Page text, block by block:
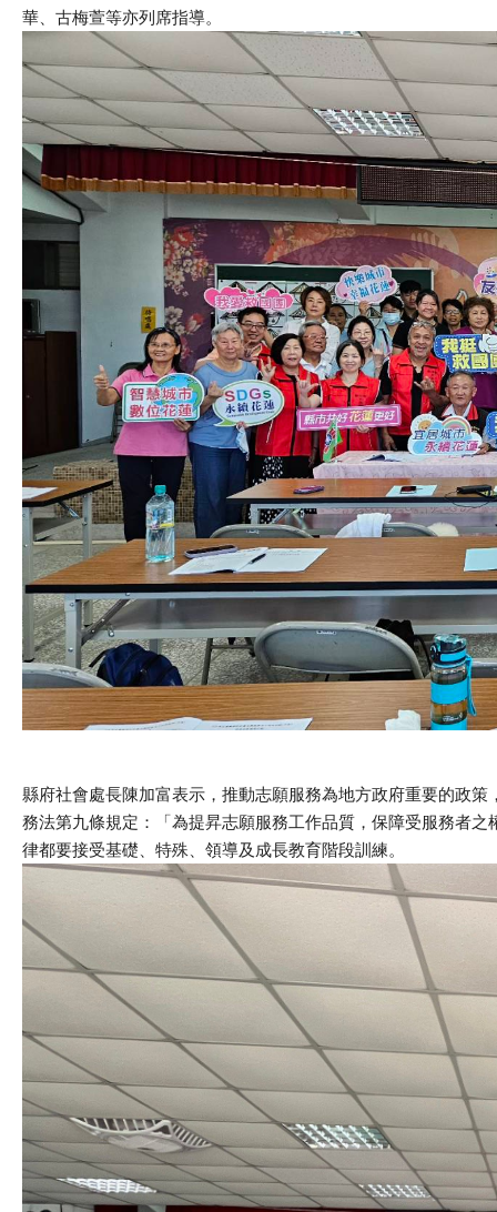
華、古梅萱等亦列席指導。
縣府社會處長陳加富表示，推動志願服務為地方政府重要的政
務法第九條規定：「為提昇志願服務工作品質，保障受服務者
律都要接受基礎、特殊、領導及成長教育階段訓練。